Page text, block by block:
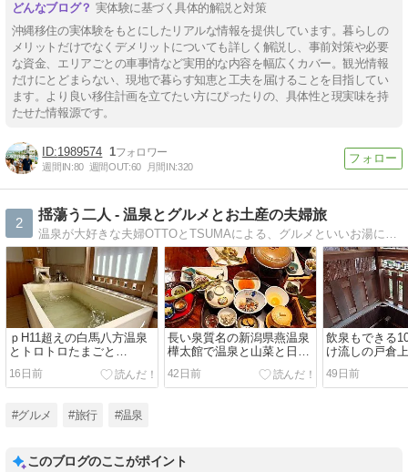
実体験に基づく具体的解説と対策
沖縄移住の実体験をもとにしたリアルな情報を提供しています。暮らしの
メリットだけでなくデメリットについても詳しく解説し、事前対策や必要
な資金、エリアごとの車事情など実用的な内容を幅広くカバー。観光情報
だけにとどまらない、現地で暮らす知恵と工夫を届けることを目指してい
ます。より良い移住計画を立てたい方にぴったりの、具体性と現実味を持
たせた情報源です。
1989574 1
週間IN:80 週間OUT:60 月間IN:320
2
揺蕩う二人 - 温泉とグルメとお土産の夫婦旅
温泉が大好きな夫婦OTTOとTSUMAによる、グルメといいお湯に揺蕩う二人旅の記録サイトです。地域の温泉や食文化など、地方の魅力や伝統に触れる旅をしています。温泉と、旅先で食べたものと、買ったお土産も記録しています。
ｐH11超えの白馬八方温泉
とトロトロたまごと…
16日前
長い泉質名の新潟県燕温泉
樺太館で温泉と山菜と日本
酒を大満喫！
42日前
飲泉もできる
け流しの戸倉
山田ホテル
49日前
#グルメ #旅行 #温泉
このブログのここがポイント